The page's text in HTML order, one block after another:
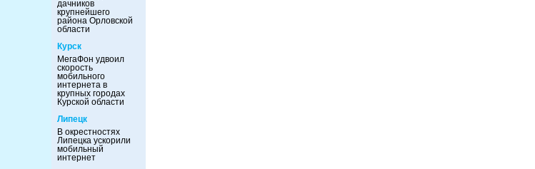
дачников
крупнейшего
района Орловской
области
Курск
МегаФон удвоил
скорость
мобильного
интернета в
крупных городах
Курской области
Липецк
В окрестностях
Липецка ускорили
мобильный
интернет